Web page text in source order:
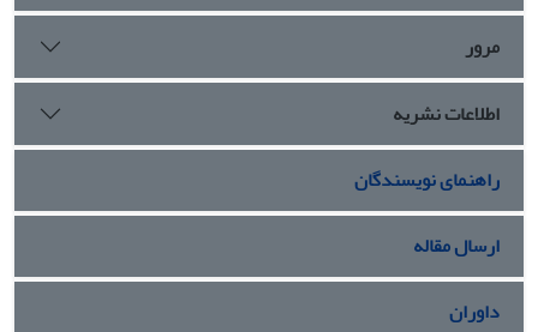
مرور
اطلاعات نشریه
راهنمای نویسندگان
ارسال مقاله
داوران